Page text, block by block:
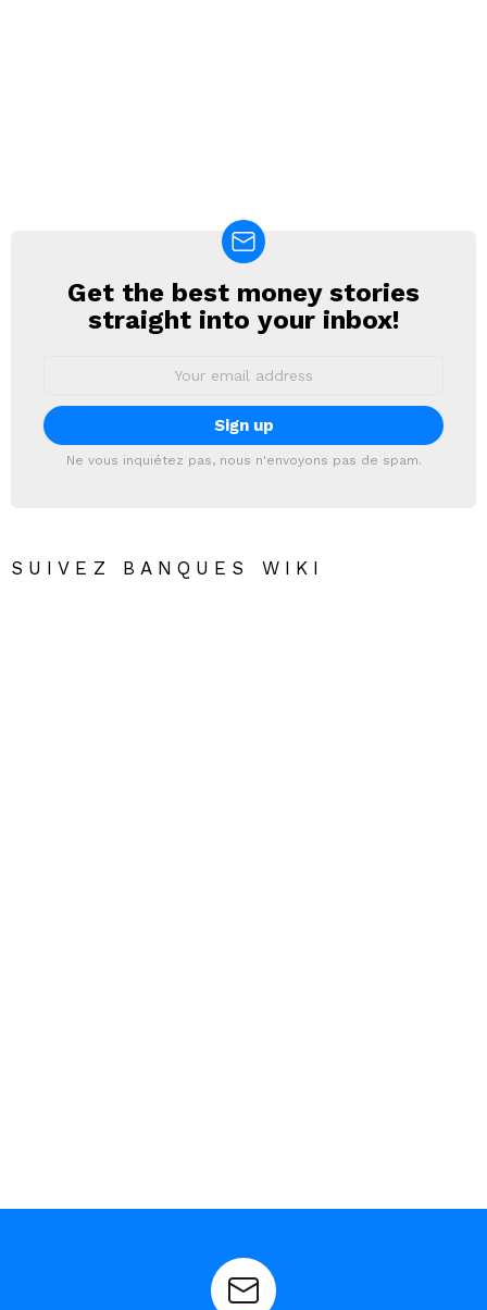
NEWSLETTER
Get the best money stories
straight into your inbox!
Ne vous inquiétez pas, nous n'envoyons pas de spam.
SUIVEZ BANQUES WIKI